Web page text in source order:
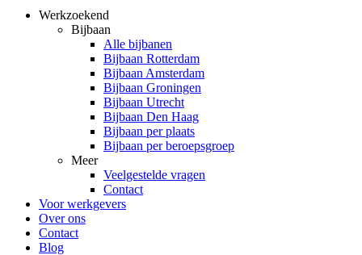
Werkzoekend
Bijbaan
Alle bijbanen
Bijbaan Rotterdam
Bijbaan Amsterdam
Bijbaan Groningen
Bijbaan Utrecht
Bijbaan Den Haag
Bijbaan per plaats
Bijbaan per beroepsgroep
Meer
Veelgestelde vragen
Contact
Voor werkgevers
Over ons
Contact
Blog